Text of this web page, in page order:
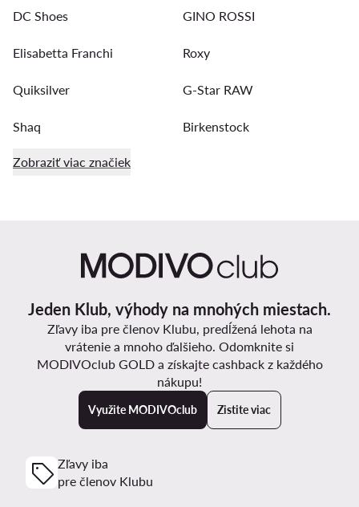
DC Shoes GINO ROSSI
Elisabetta Franchi Roxy
Quiksilver G-Star RAW
Shaq Birkenstock
Zobraziť viac značiek
Jeden Klub, výhody na mnohých miestach.
Zľavy iba pre členov Klubu, predĺžená lehota na
vrátenie a mnoho ďalšieho. Odomknite si
MODIVOclub GOLD a získajte cashback z každého
nákupu!
Využite MODIVOclub Zistite viac
Zľavy iba
pre členov Klubu